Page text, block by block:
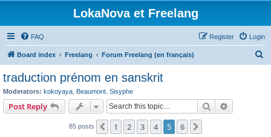
LokaNova et Freelang
FAQ Login
Register
Board index Freelang Forum Freelang (en français)
traduction prénom en sanskrit
Moderators: kokoyaya Beaumont Sisyphe
Post Reply Search
85 posts Previous
1 2 3 4 5 6